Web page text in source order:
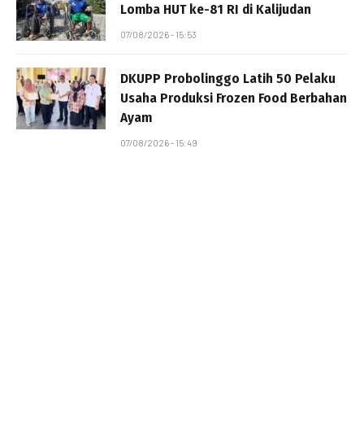
Lomba HUT ke-81 RI di Kalijudan
07/08/2026 - 15:53
DKUPP Probolinggo Latih 50 Pelaku
Usaha Produksi Frozen Food Berbahan
Ayam
07/08/2026 - 15:49